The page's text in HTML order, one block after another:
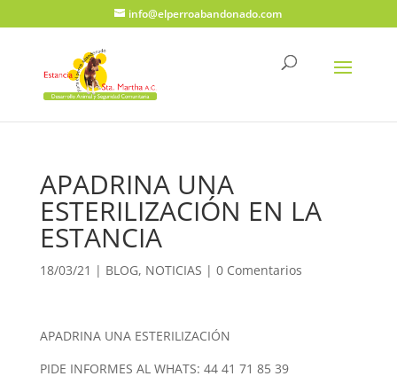
info@elperroabandonado.com
APADRINA UNA
ESTERILIZACIÓN EN LA
ESTANCIA
18/03/21 | BLOG, NOTICIAS | 0 Comentarios
APADRINA UNA ESTERILIZACIÓN
PIDE INFORMES AL WHATS: 44 41 71 85 39